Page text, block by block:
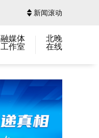
新闻滚动
融媒体
工作室
北晚
在线